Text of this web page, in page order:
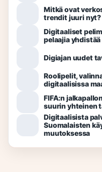
Mitkä ovat
trendit juuri nyt?
Digitaaliset
pelaajia yhdistää
Digiajan uudet
Roolipelit,
digitaalisissa
FIFA:n
suurin yhteinen
Digitaalisista
Suomalaisten
muutoksessa